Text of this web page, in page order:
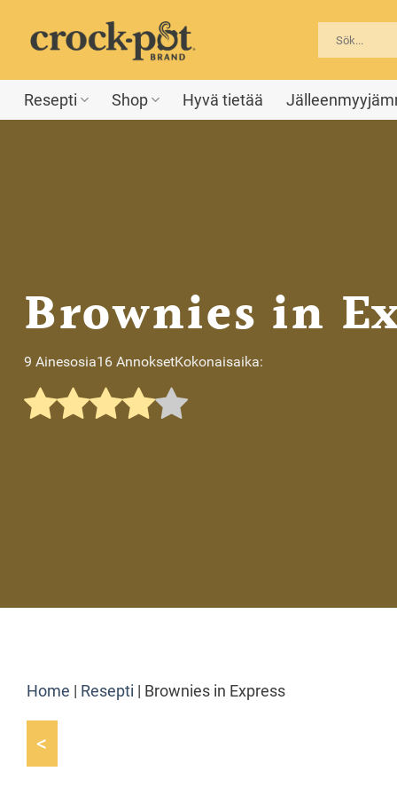
content
Resepti Shop Hyvä tietää
Brownies in
9 Ainesosia16 AnnoksetKokonaisaika:
Home Resepti Brownies in Express
<